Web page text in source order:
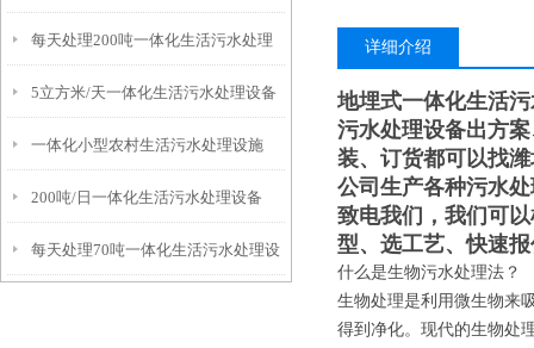
每天处理200吨一体化生活污水处理
设备
5立方米/天一体化生活污水处理设备
一体化小型农村生活污水处理设施
200吨/日一体化生活污水处理设备
每天处理70吨一体化生活污水处理设
详细介绍
地埋式一体化生活
污水处理设备出方
装、订货都可以找
公司生产各种污水
致电我们，我们可
型、选工艺、快速
什么是生物污水处理法？
生物处理是利用微生物来
得到净化。现代的生物处